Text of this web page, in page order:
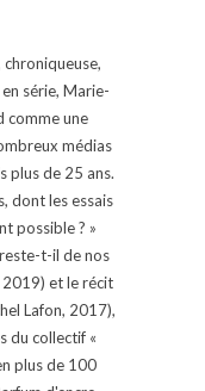
série, Marie-
comme une
médias
plus de 25 ans.
dont les essais
possible ? »
t-il de nos
2019) et le récit
Lafon, 2017),
du collectif «
plus de 100